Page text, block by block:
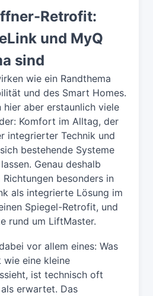
Retrofit:
und MyQ
sind
wie ein Randthema
und des Smart Homes.
aber erstaunlich viele
Komfort im Alltag, der
integrierter Technik und
bestehende Systeme
Genau deshalb
besonders in
als integrierte Lösung im
Spiegel-Retrofit, und
rund um LiftMaster.
vor allem eines: Was
wie eine kleine
ist technisch oft
erwartet. Das